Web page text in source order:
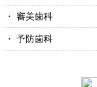
・ 審美歯科
・ 予防歯科